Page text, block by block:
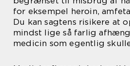
for eksempel heroin,
Du kan sagtens risikere at
mindst lige så farlig
medicin som egentlig